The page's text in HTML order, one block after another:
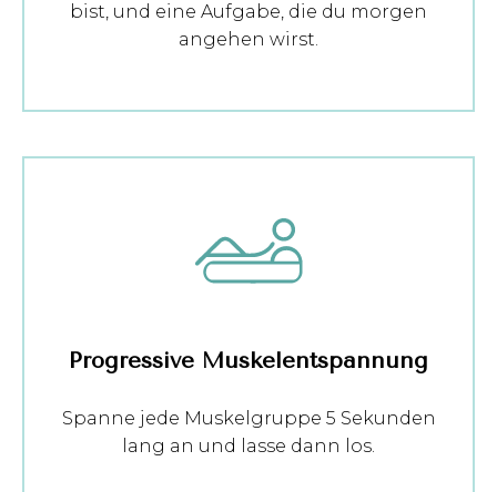
bist, und eine Aufgabe, die du morgen
angehen wirst.
Progressive Muskelentspannung
Spanne jede Muskelgruppe 5 Sekunden
lang an und lasse dann los.